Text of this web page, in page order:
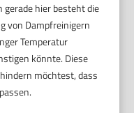
gerade hier besteht die
von Dampfreinigern
Temperatur
könnte. Diese
möchtest, dass